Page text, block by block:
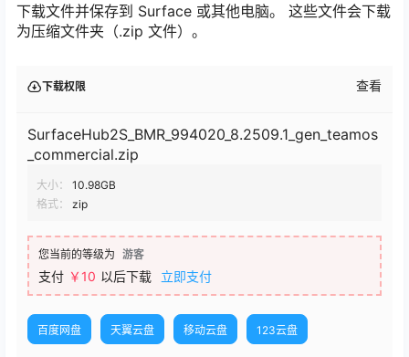
下载文件并保存到 Surface 或其他电脑。 这些文件会下载
为压缩文件夹（.zip 文件）。
下载权限 查看
SurfaceHub2S_BMR_994020_8.2509.1_gen_teamos
_commercial.zip
大小：
10.98GB
格式：
zip
您当前的等级为 游客
支付 ￥10 以后下载 立即支付
百度网盘 天翼云盘 移动云盘 123云盘